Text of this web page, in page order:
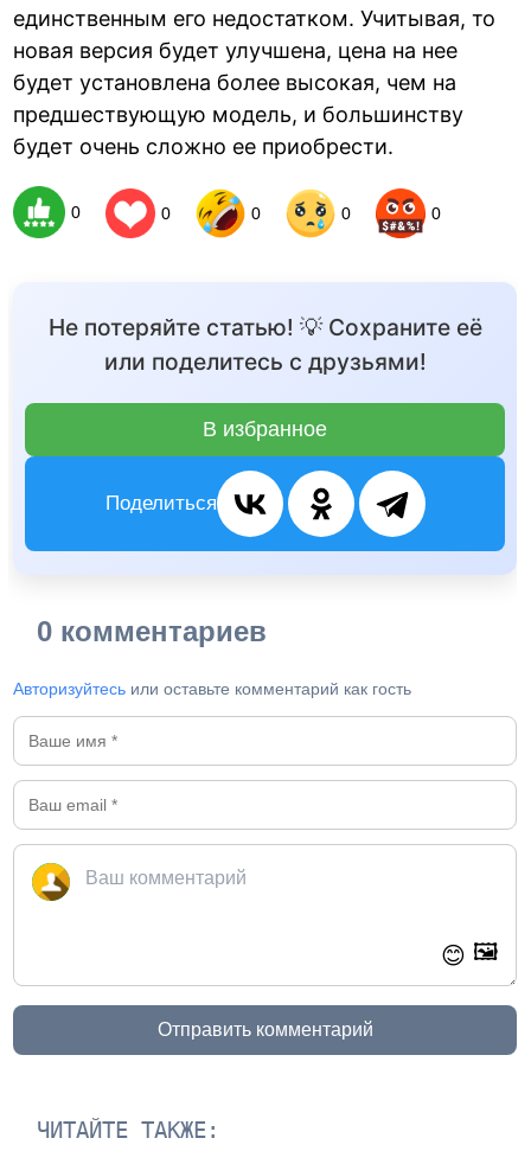
единственным его недостатком. Учитывая, то
новая версия будет улучшена, цена на нее
будет установлена более высокая, чем на
предшествующую модель, и большинству
будет очень сложно ее приобрести.
0 0 0 0 0
Не потеряйте статью! 💡 Сохраните её
или поделитесь с друзьями!
В избранное
Поделиться
0 комментариев
Авторизуйтесь или оставьте комментарий как гость
😊 🖼️
Отправить комментарий
ЧИТАЙТЕ ТАКЖЕ: